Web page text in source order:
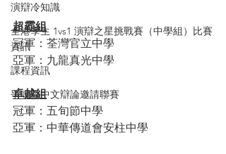
演辯冷知識
全港學生 1vs1 演辯之星挑戰賽（中學組）比賽
資訊
課程資訊
爭鳴盃中文辯論邀請聯賽
超霸組
冠軍：荃灣官立中學
亞軍：九龍真光中學
卓越組
冠軍：五旬節中學
亞軍：中華傳道會安柱中學